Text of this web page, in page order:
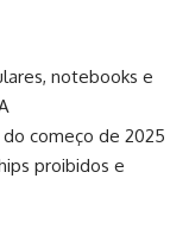
notebooks e
começo de 2025
proibidos e